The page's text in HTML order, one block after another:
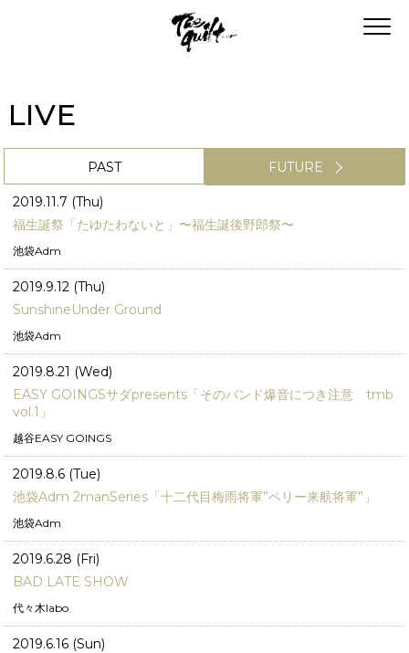
LIVE
PAST FUTURE
2019.11.7 (Thu)
福生誕祭「たゆたわないと」〜福生誕後野郎祭〜
池袋Adm
2019.9.12 (Thu)
SunshineUnder Ground
池袋Adm
2019.8.21 (Wed)
EASY GOINGSサダpresents「そのバンド爆音につき注意 tmb
vol.1」
越谷EASY GOINGS
2019.8.6 (Tue)
池袋Adm 2manSeries「十二代目梅雨将軍”ペリー来航将軍”」
池袋Adm
2019.6.28 (Fri)
BAD LATE SHOW
代々木labo
2019.6.16 (Sun)